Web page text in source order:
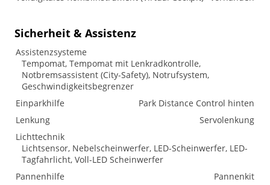
Sicherheit & Assistenz
Assistenzsysteme
Tempomat, Tempomat mit Lenkradkontrolle,
Notbremsassistent (City-Safety), Notrufsystem,
Geschwindigkeitsbegrenzer
Einparkhilfe
Park Distance Control hinten
Lenkung
Servolenkung
Lichttechnik
Lichtsensor, Nebelscheinwerfer, LED-Scheinwerfer, LED-
Tagfahrlicht, Voll-LED Scheinwerfer
Pannenhilfe
Pannenkit